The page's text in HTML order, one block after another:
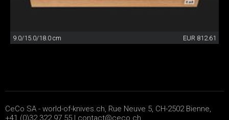
9.0/15.0/18.0 cm EUR 812.61
CeCo SA - world-of-knives.ch, Rue Neuve 5, CH-2502 Bienne,
+41 (0)32 322 97 55 | contact@ceco.ch